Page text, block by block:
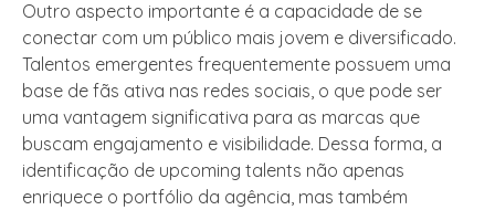
Outro aspecto importante é a capacidade de se
conectar com um público mais jovem e diversificado.
Talentos emergentes frequentemente possuem uma
base de fãs ativa nas redes sociais, o que pode ser
uma vantagem significativa para as marcas que
buscam engajamento e visibilidade. Dessa forma, a
identificação de upcoming talents não apenas
enriquece o portfólio da agência, mas também